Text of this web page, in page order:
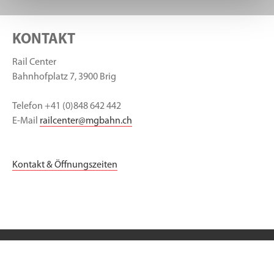
KONTAKT
Rail Center
Bahnhofplatz 7, 3900 Brig
Telefon +41 (0)848 642 442
E-Mail railcenter@mgbahn.ch
Kontakt & Öffnungszeiten